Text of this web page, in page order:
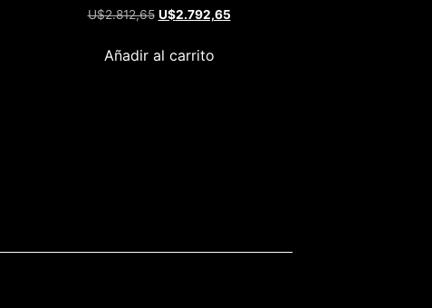
U$2.812,65 U$2.792,65
Añadir al carrito